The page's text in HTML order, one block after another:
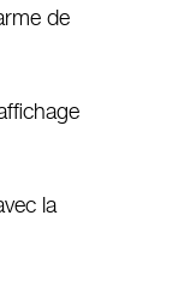
de
la